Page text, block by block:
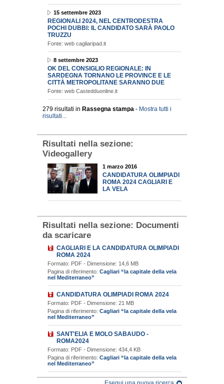
15 settembre 2023
REGIONALI 2024, NEL CENTRODESTRA
POCHI DUBBI: IL CANDIDATO SARÀ PAOLO
TRUZZU
Fonte: web cagliaripad.it
8 settembre 2023
OK DEL CONSIGLIO REGIONALE: IN
SARDEGNA TORNANO LE PROVINCE E LE
CITTÀ METROPOLITANE SARANNO DUE
Fonte: web Castedduonline.it
279 risultati in Rassegna stampa - Mostra tutti i
risultati...
Risultati nella sezione:
Videogallery
1 marzo 2016
CANDIDATURA OLIMPIADI
ROMA 2024 CAGLIARI E
LA VELA
Risultati nella sezione: Documenti
da scaricare
CAGLIARI E LA CANDIDATURA OLIMPIADI
ROMA 2024
Formato: PDF - Dimensione: 14,6 MB
Pagina di riferimento: Cagliari “la capitale della vela
nel Mediterraneo”
CANDIDATURA OLIMPIADI ROMA 2024
Formato: PDF - Dimensione: 21 MB
Pagina di riferimento: Cagliari “la capitale della vela
nel Mediterraneo”
SANT'ELIA E MOLO SABAUDO -
ROMA2024
Formato: PDF - Dimensione: 434,4 KB
Pagina di riferimento: Cagliari “la capitale della vela
nel Mediterraneo”